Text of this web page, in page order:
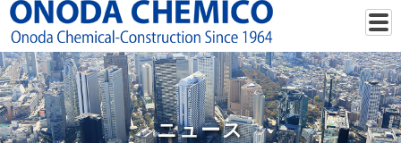
ニュース